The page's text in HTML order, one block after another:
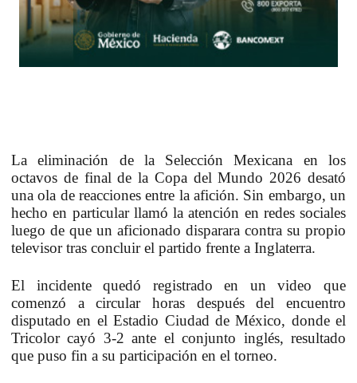
La eliminación de la Selección Mexicana en los
octavos de final de la Copa del Mundo 2026 desató
una ola de reacciones entre la afición. Sin embargo, un
hecho en particular llamó la atención en redes sociales
luego de que un aficionado disparara contra su propio
televisor tras concluir el partido frente a Inglaterra.
El incidente quedó registrado en un video que
comenzó a circular horas después del encuentro
disputado en el Estadio Ciudad de México, donde el
Tricolor cayó 3-2 ante el conjunto inglés, resultado
que puso fin a su participación en el torneo.